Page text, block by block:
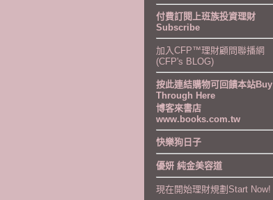
付費訂閱上班族投資理財
Subscribe
加入CFP™理財顧問聯播網
(CFP's BLOG)
按此連結購物可回饋本站Buy
Through Here
博客來書店
www.books.com.tw
快樂狗日子
優妍 純金美容道
現在開始理財規劃Start Now!